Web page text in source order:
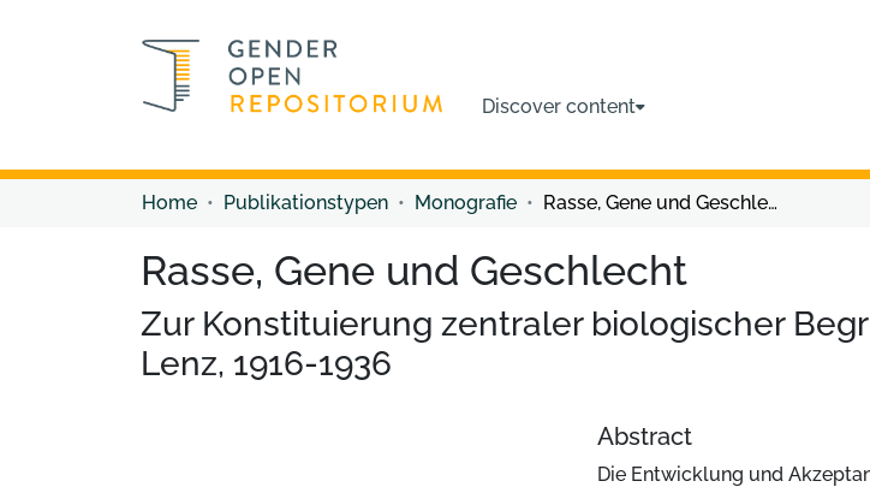
Discover content
Home Publikationstypen Monografie Rasse, Gene und Geschlecht
Rasse, Gene und Geschlecht
Zur Konstituierung zentraler biologischer
Lenz, 1916-1936
Abstract
Die Entwicklung und